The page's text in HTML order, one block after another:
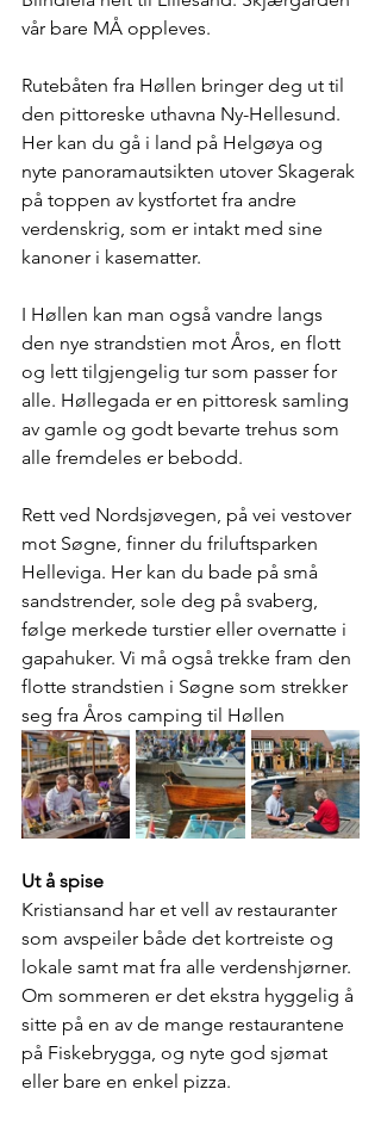
vår bare MÅ oppleves.
Rutebåten fra Høllen bringer deg ut til
den pittoreske uthavna Ny-Hellesund.
Her kan du gå i land på Helgøya og
nyte panoramautsikten utover Skagerak
på toppen av kystfortet fra andre
verdenskrig, som er intakt med sine
kanoner i kasematter.
I Høllen kan man også vandre langs
den nye strandstien mot Åros, en flott
og lett tilgjengelig tur som passer for
alle. Høllegada er en pittoresk samling
av gamle og godt bevarte trehus som
alle fremdeles er bebodd.
Rett ved Nordsjøvegen, på vei vestover
mot Søgne, finner du friluftsparken
Helleviga. Her kan du bade på små
sandstrender, sole deg på svaberg,
følge merkede turstier eller overnatte i
gapahuker. Vi må også trekke fram den
flotte strandstien i Søgne som strekker
seg fra Åros camping til Høllen
Ut å spise
Kristiansand har et vell av restauranter
som avspeiler både det kortreiste og
lokale samt mat fra alle verdenshjørner.
Om sommeren er det ekstra hyggelig å
sitte på en av de mange restaurantene
på Fiskebrygga, og nyte god sjømat
eller bare en enkel pizza.